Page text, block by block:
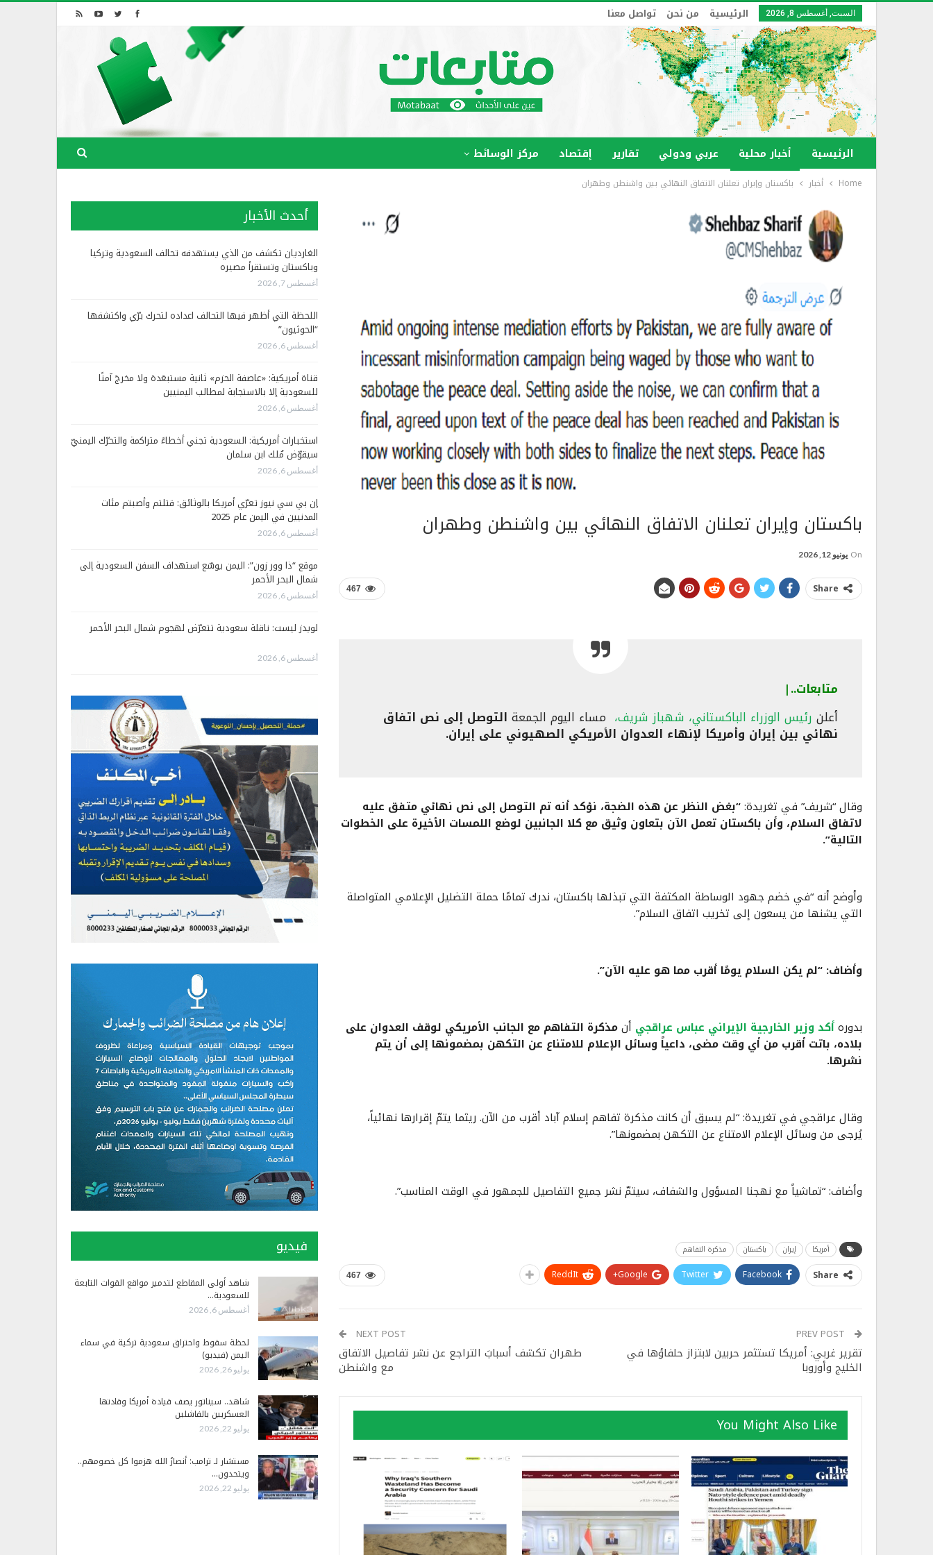
السبت, أغسطس 8, 2026 الرئيسية من نحن تواصل معنا
الرئيسية أخبار محلية عربي ودولي تقارير إقتصاد مركز الوسائط
Home أخبار باكستان وإيران تعلنان الاتفاق النهائي بين واشنطن وطهران
باكستان وإيران تعلنان الاتفاق النهائي بين واشنطن وطهران
On يونيو 12, 2026
467 Share
متابعات..|
أعلن رئيس الوزراء الباكستاني، شهباز شريف، مساء اليوم الجمعة التوصل إلى نص اتفاق
نهائي بين إيران وأمريكا لإنهاء العدوان الأمريكي الصهيوني على إيران.
وقال “شريف” في تغريدة:“بغض النظر عن هذه الضجة، نؤكد أنه تم التوصل إلى نص نهائي متفق عليه
لاتفاق السلام، وأن باكستان تعمل الآن بتعاون وثيق مع كلا الجانبين لوضع اللمسات الأخيرة على الخطوات
التالية”.
وأوضح أنه “في خضم جهود الوساطة المكثفة التي تبذلها باكستان، ندرك تمامًا حملة التضليل الإعلامي المتواصلة
التي يشنها من يسعون إلى تخريب اتفاق السلام”.
وأضاف: “لم يكن السلام يومًا أقرب مما هو عليه الآن”.
بدورهأكد وزير الخارجية الإيراني عباس عراقجي أنمذكرة التفاهم مع الجانب الأمريكي لوقف العدوان على
بلاده، باتت أقرب من أي وقت مضى، داعياً وسائل الإعلام للامتناع عن التكهن بمضمونها إلى أن يتم
نشرها.
وقال عراقجي في تغريدة: “لم يسبق أن كانت مذكرة تفاهم إسلام آباد أقرب من الآن. ريثما يتمّ إقرارها نهائياً،
يُرجى من وسائل الإعلام الامتناع عن التكهن بمضمونها”.
وأضاف: “تماشياً مع نهجنا المسؤول والشفاف، سيتمّ نشر جميع التفاصيل للجمهور في الوقت المناسب”.
أمريكا إيران باكستان مذكرة التفاهم
467 Share
Facebook
Twitter
Google+
ReddIt
تقرير غربي: أمريكا تستثمر حربين لابتزاز حلفاؤها في
الخليج وأوروبا
NEXT POST
طهران تكشف أسبابَ التراجع عن نشر تفاصيل الاتفاق
مع واشنطن
You Might Also Like
أحدث الأخبار
الغارديان تكشف من الذي يستهدفه تحالف السعودية وتركيا
وباكستان وتستقرأ مصيره
أغسطس 7, 2026
اللحظة التي أظهر فيها التحالف اعداده لتحرك برّي واكتشفها
“الحوثيون”
أغسطس 6, 2026
قناة أمريكية: «عاصفة الحزم» ثانية مستبعَدة ولا مخرجَ آمنًا
للسعودية إلا بالاستجابة لمطالب اليمنيين
أغسطس 6, 2026
استخبارات أمريكية: السعودية تجني أخطاءً متراكمة والتحرّك اليمنيّ
سيقوّض مُلك ابن سلمان
أغسطس 6, 2026
إن بي سي نيوز تعرّي أمريكا بالوثائق: قتلتم وأصبتم مئات
المدنيين في اليمن عام 2025
أغسطس 6, 2026
موقع “ذا وور زون”: اليمن يوسّع استهداف السفن السعودية إلى
شمال البحر الأحمر
أغسطس 6, 2026
لويدز ليست: ناقلة سعودية تتعرّض لهجوم شمال البحر الأحمر
أغسطس 6, 2026
فيديو
شاهد أولى المقاطع لتدمير مواقع القوات التابعة
للسعودية…
أغسطس 6, 2026
لحظة سقوط واحتراق سعودية تركية في سماء
اليمن (فيديو)
يوليو 26, 2026
شاهد.. سيناتور يصف قيادة أمريكا وقادتها
العسكريين بالفاشلين
يوليو 22, 2026
مستشار لـ ترامب: أنصارُ الله هزموا كل خصومهم..
ويتحدون…
يوليو 22, 2026